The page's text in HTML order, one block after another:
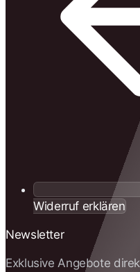
Widerruf erklären
Newsletter
Exklusive Angebote